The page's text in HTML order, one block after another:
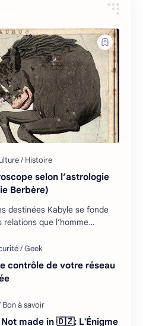
selon l’astrologie
Berbère)
destinées Kabyle se fonde
que l’homme
contrôle de votre réseau
made in 🇩🇿: L'Énigme